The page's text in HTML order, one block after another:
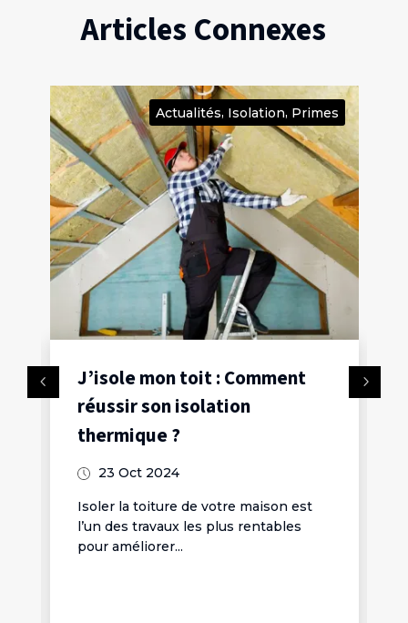
Articles Connexes
Actualités, Isolation, Primes
J’isole mon toit : Comment
réussir son isolation
thermique ?
23 Oct 2024
Isoler la toiture de votre maison est
l’un des travaux les plus rentables
pour améliorer...